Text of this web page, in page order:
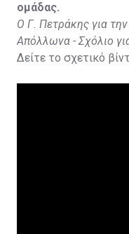
ομάδας.
Ο Γ. Πετράκης για
Απόλλωνα - Σχόλιο
Δείτε το σχετικό